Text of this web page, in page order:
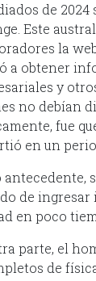
de
Este
la
a obtener
y
no debían
fue
en un
antecedente,
de
en poco
parte, el
de